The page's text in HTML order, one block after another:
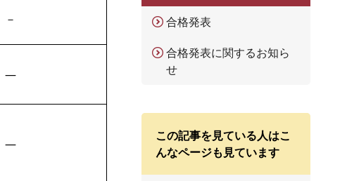
－
―
―
合格発表
合格発表に関するお知ら
せ
この記事を見ている人はこ
んなページも見ています